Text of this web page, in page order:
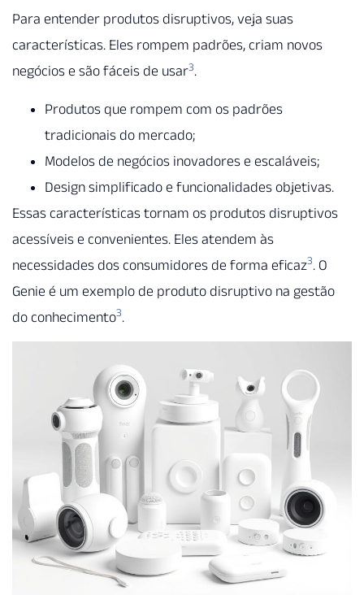
Para entender produtos disruptivos, veja suas
características. Eles rompem padrões, criam novos
negócios e são fáceis de usar3.
Produtos que rompem com os padrões
tradicionais do mercado;
Modelos de negócios inovadores e escaláveis;
Design simplificado e funcionalidades objetivas.
Essas características tornam os produtos disruptivos
acessíveis e convenientes. Eles atendem às
necessidades dos consumidores de forma eficaz3. O
Genie é um exemplo de produto disruptivo na gestão
do conhecimento3.